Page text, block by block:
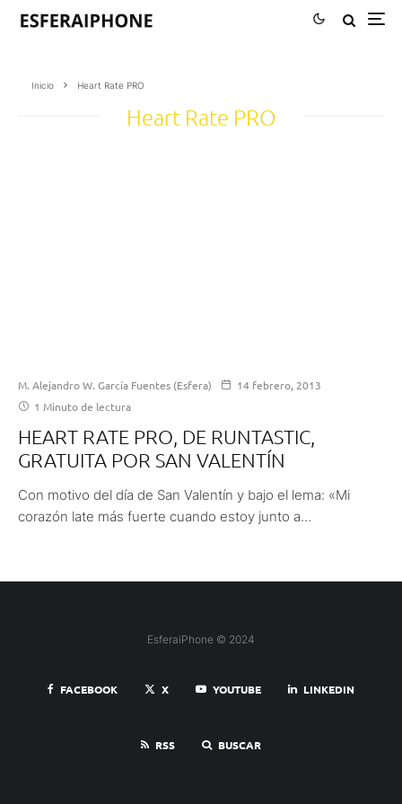
Inicio Heart Rate PRO
Heart Rate PRO
M. Alejandro W. García Fuentes (Esfera)
14 febrero, 2013
1 Minuto de lectura
HEART RATE PRO, DE RUNTASTIC,
GRATUITA POR SAN VALENTÍN
Con motivo del día de San Valentín y bajo el lema: «Mi
corazón late más fuerte cuando estoy junto a...
EsferaiPhone © 2024
FACEBOOK X YOUTUBE LINKEDIN
RSS BUSCAR